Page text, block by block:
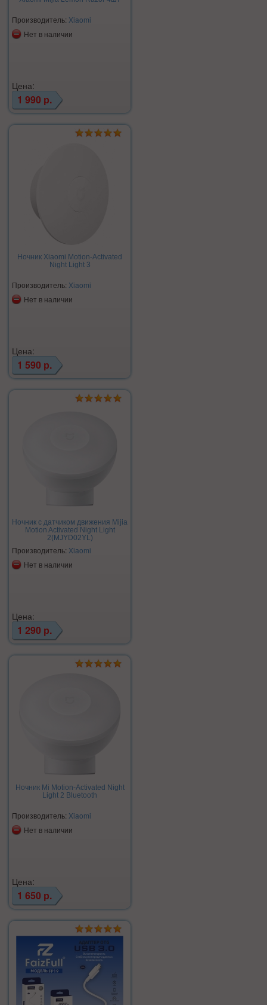
Производитель: Xiaomi
Нет в наличии
Цена:
1 990 р.
Ночник Xiaomi Motion-Activated
Night Light 3
Производитель: Xiaomi
Нет в наличии
Цена:
1 590 р.
Ночник c датчиком движения Mijia
Motion Activated Night Light
2(MJYD02YL)
Производитель: Xiaomi
Нет в наличии
Цена:
1 290 р.
Ночник Mi Motion-Activated Night
Light 2 Bluetooth
Производитель: Xiaomi
Нет в наличии
Цена:
1 650 р.